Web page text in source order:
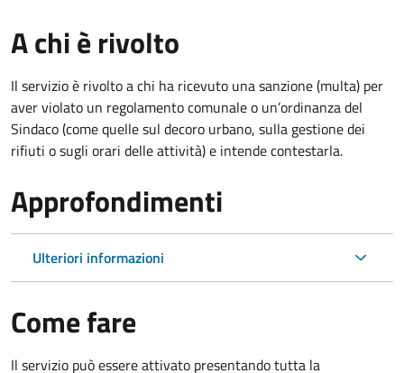
A chi è rivolto
Il servizio è rivolto a chi ha ricevuto una sanzione (multa) per
aver violato un regolamento comunale o un’ordinanza del
Sindaco (come quelle sul decoro urbano, sulla gestione dei
rifiuti o sugli orari delle attività) e intende contestarla.
Approfondimenti
Ulteriori informazioni
Come fare
Il servizio può essere attivato presentando tutta la